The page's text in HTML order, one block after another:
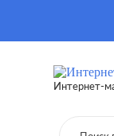
Интернет-